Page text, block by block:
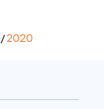
/2020